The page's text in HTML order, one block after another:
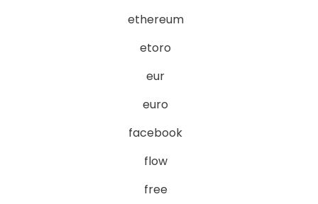
ethereum
etoro
eur
euro
facebook
flow
free